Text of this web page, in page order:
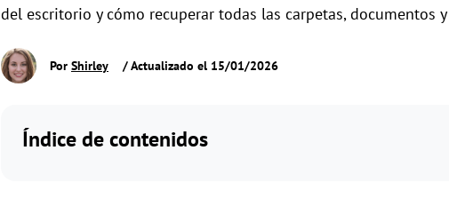
del escritorio y cómo recuperar todas las carpetas, documentos
Por Shirley / Actualizado el 15/01/2026
Índice de contenidos